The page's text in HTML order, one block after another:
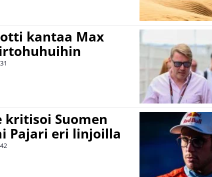
kantaa Max
Suomen
Pajari eri linjoilla